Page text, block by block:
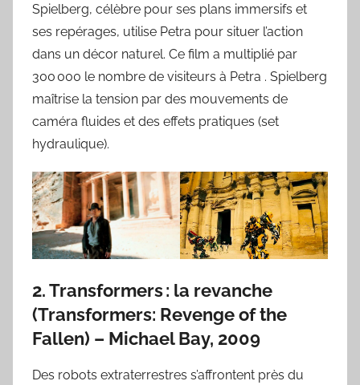
Spielberg, célèbre pour ses plans immersifs et
ses repérages, utilise Petra pour situer l’action
dans un décor naturel. Ce film a multiplié par
300 000 le nombre de visiteurs à Petra . Spielberg
maîtrise la tension par des mouvements de
caméra fluides et des effets pratiques (set
hydraulique).
2. Transformers : la revanche
(Transformers: Revenge of the
Fallen) – Michael Bay, 2009
Des robots extraterrestres s’affrontent près du